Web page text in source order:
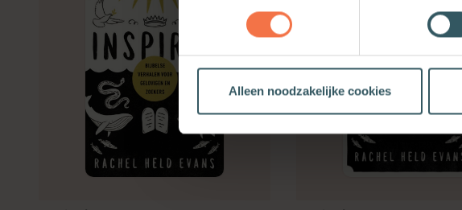
Alleen noodzakelijke cookies